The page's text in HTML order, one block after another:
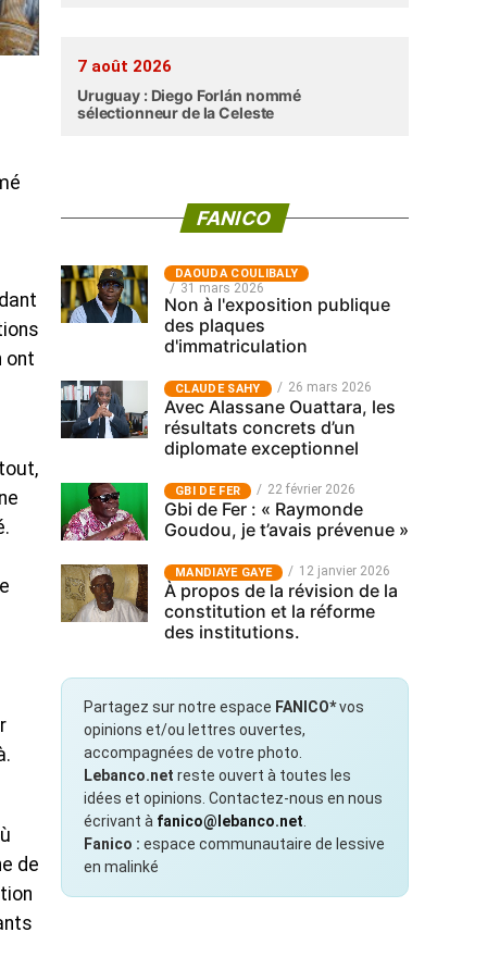
ont
de
7 août 2026
Uruguay : Diego Forlán nommé
sélectionneur de la Celeste
FANICO
‎DAOUDA COULIBALY
31 mars 2026
Non à l'exposition publique
des plaques
d'immatriculation
CLAUDE SAHY 26 mars 2026
Avec Alassane Ouattara, les
résultats concrets d’un
diplomate exceptionnel
GBI DE FER 22 février 2026
Gbi de Fer : « Raymonde
Goudou, je t’avais prévenue »
MANDIAYE GAYE 12 janvier 2026
À propos de la révision de la
constitution et la réforme
des institutions.
Partagez sur notre espace FANICO*vos
opinions et/ou lettres ouvertes,
accompagnées de votre photo.
Lebanco.net reste ouvert à toutes les
idées et opinions. Contactez-nous en nous
écrivant à fanico@lebanco.net
Fanico : espace communautaire de lessive
en malinké